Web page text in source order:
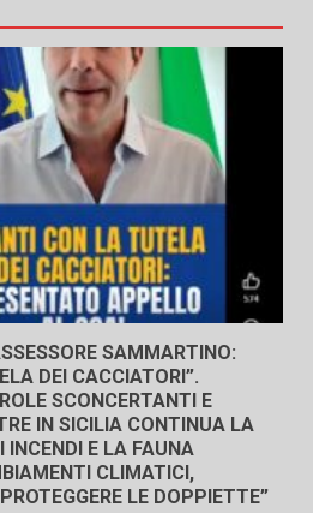
SAMMARTINO:
DEI CACCIATORI”.
SCONCERTANTI E
IN SICILIA CONTINUA LA
INCENDI E LA FAUNA
CLIMATICI,
LE DOPPIETTE”